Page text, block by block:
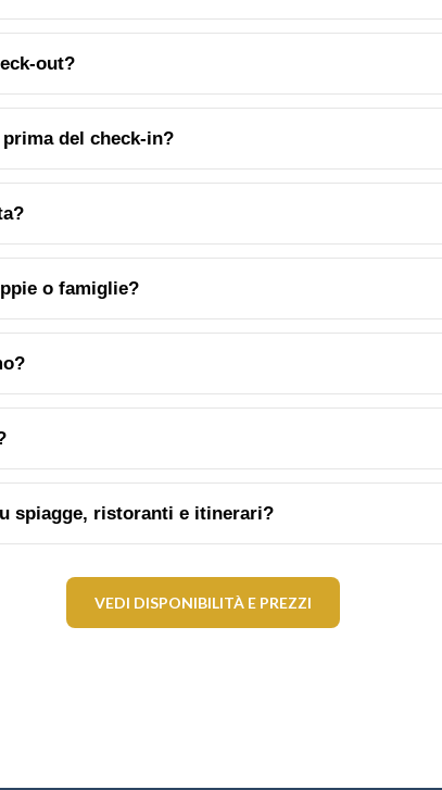
out?
del check-in?
o famiglie?
spiagge, ristoranti e itinerari?
VEDI DISPONIBILITÀ E PREZZI